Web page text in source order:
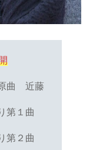
曲　近藤
１曲
２曲